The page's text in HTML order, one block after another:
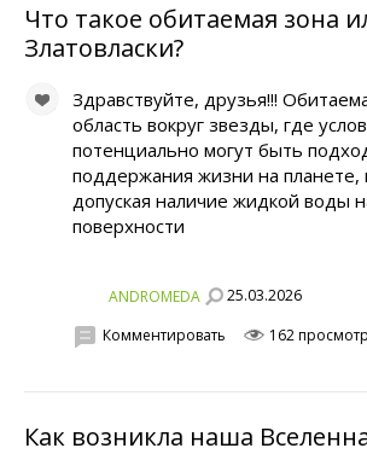
Что такое обитаемая зона
Златовласки?
Здравствуйте, друзья!!!
область вокруг звезды, где
потенциально могут быть
поддержания жизни на планете,
допуская наличие жидкой воды
поверхности
ANDROMEDA 25.03.2026
Комментировать 162
Как возникла наша